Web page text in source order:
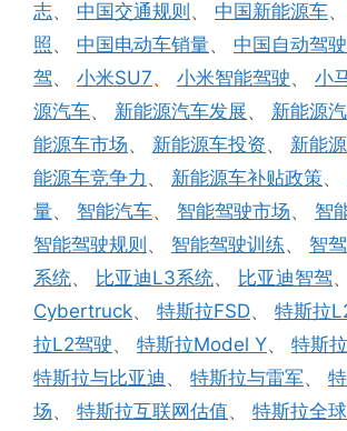
志、 中国交通规则、 中国新能源车、
照 、 中国电动车销量、 中国自动驾驶
驾、 小米SU7、 小米智能驾驶、 小
源汽车、 新能源汽车发展、 新能源
能源车市场、 新能源车投资、 新能
能源车竞争力 、 新能源车补贴政策、
量、 智能汽车、 智能驾驶市场、 智
智能驾驶规则、 智能驾驶训练、 智
系统、 比亚迪L3系统、 比亚迪智驾、
Cybertruck、 特斯拉FSD、 特斯拉
拉L2驾驶、 特斯拉Model Y、 特斯
特斯拉与比亚迪 、 特斯拉与雷军、
场、 特斯拉互联网估值、 特斯拉全